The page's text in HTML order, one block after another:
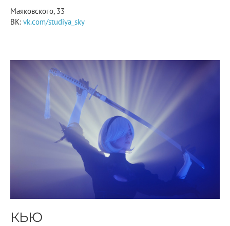
Маяковского, 33
ВК: vk.com/studiya_sky
КЬЮ